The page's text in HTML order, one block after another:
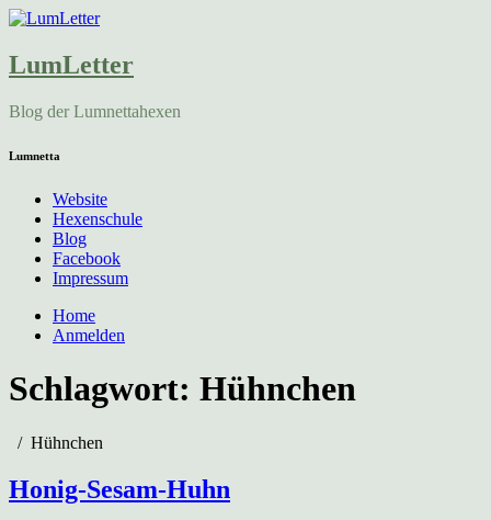
LumLetter
Blog der Lumnettahexen
Lumnetta
Website
Hexenschule
Blog
Facebook
Impressum
Home
Anmelden
Schlagwort: Hühnchen
Hühnchen
Honig-Sesam-Huhn